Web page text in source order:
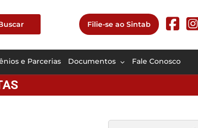
Filie-se ao Sintab
e Parcerias Documentos Fale Conosco